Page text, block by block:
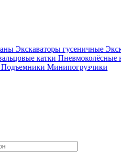
Экскаваторы гусеничные
катки Пневмоколёсные
Подъемники Минипогрузчики